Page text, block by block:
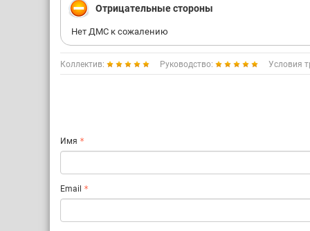
Отрицательные стороны
Нет ДМС к сожалению
Коллектив: Руководство: Условия
Имя
Email